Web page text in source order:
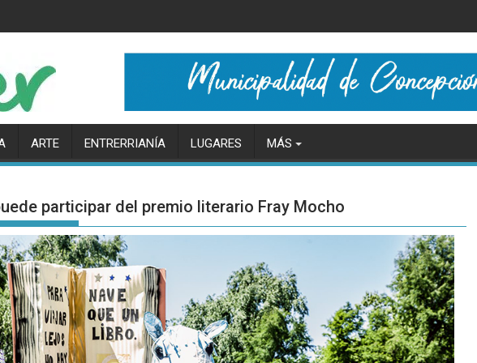
ARTE ENTRERRIANÍA LUGARES MÁS
participar del premio literario Fray Mocho